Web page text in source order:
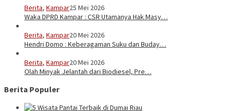
Berita, Kampar25 Mei 2026
Waka DPRD Kampar : CSR Utamanya Hak Masy…
Berita, Kampar20 Mei 2026
Hendri Domo : Keberagaman Suku dan Buday…
Berita, Kampar20 Mei 2026
Olah Minyak Jelantah dari Biodiesel, Pre…
Berita Populer